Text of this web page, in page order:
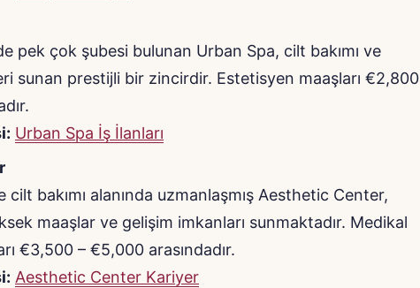
pek çok şubesi bulunan Urban Spa, cilt bakımı ve
sunan prestijli bir zincirdir. Estetisyen maaşları €2,800
Urban Spa İş İlanları
bakımı alanında uzmanlaşmış Aesthetic Center,
maaşlar ve gelişim imkanları sunmaktadır. Medikal
€3,500 – €5,000 arasındadır.
Aesthetic Center Kariyer